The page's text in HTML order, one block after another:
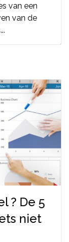
van een
van de
? De 5
niet